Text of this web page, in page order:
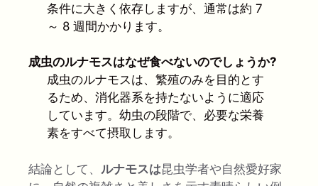
条件に大きく依存しますが、通常は約 7
～ 8 週間かかります。
成虫のルナモスはなぜ食べないのでしょうか?
成虫のルナモスは、繁殖のみを目的とす
るため、消化器系を持たないように適応
しています。幼虫の段階で、必要な栄養
素をすべて摂取します。
結論として、 ルナモスは昆虫学者や自然愛好家